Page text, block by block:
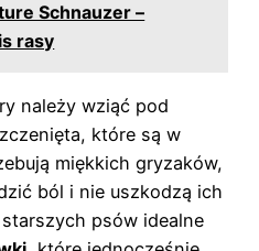
Schnauzer –
rasy
należy wziąć pod
które są w
miękkich gryzaków,
ból i nie uszkodzą ich
psów idealne